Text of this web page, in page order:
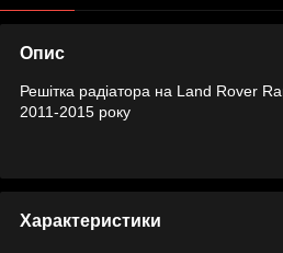
Опис
Решітка радіатора на Land Rover
2011-2015 року
Характеристики